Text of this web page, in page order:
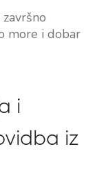
more i dobar
i
iz